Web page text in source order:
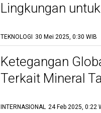
Lingkungan
TEKNOLOGI 30 Mei 2025, 0:30 WIB
Ketegangan
Terkait Mineral
INTERNASIONAL 24 Feb 2025, 0:22